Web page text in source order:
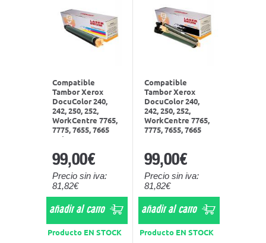
Producto EN STOCK
Compatible
Tambor Xerox
DocuColor 240,
242, 250, 252,
WorkCentre 7765,
7775, 7655, 7665
Color 013R00603
99,00€
Precio sin iva:
81,82€
añadir al carro
Producto EN STOCK
Compatible
Tambor Xerox
DocuColor 240,
242, 250, 252,
WorkCentre 7765,
7775, 7655, 7665
99,00€
Precio sin iva:
81,82€
añadir al carro